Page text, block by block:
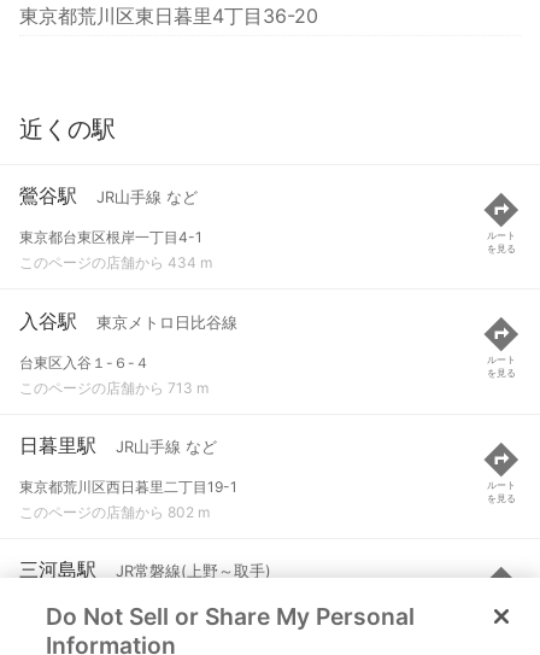
東京都荒川区東日暮里4丁目36-20
近くの駅
鶯谷駅 JR山手線 など
東京都台東区根岸一丁目4-1
このページの店舗から 434 m
ルート
を見る
入谷駅 東京メトロ日比谷線
台東区入谷１-６-４
このページの店舗から 713 m
ルート
を見る
日暮里駅 JR山手線 など
東京都荒川区西日暮里二丁目19-1
このページの店舗から 802 m
ルート
を見る
三河島駅 JR常磐線(上野～取手)
荒川区西日暮里１丁目
このページの店舗から 936 m
ルート
を見る
Do Not Sell or Share My Personal
Information